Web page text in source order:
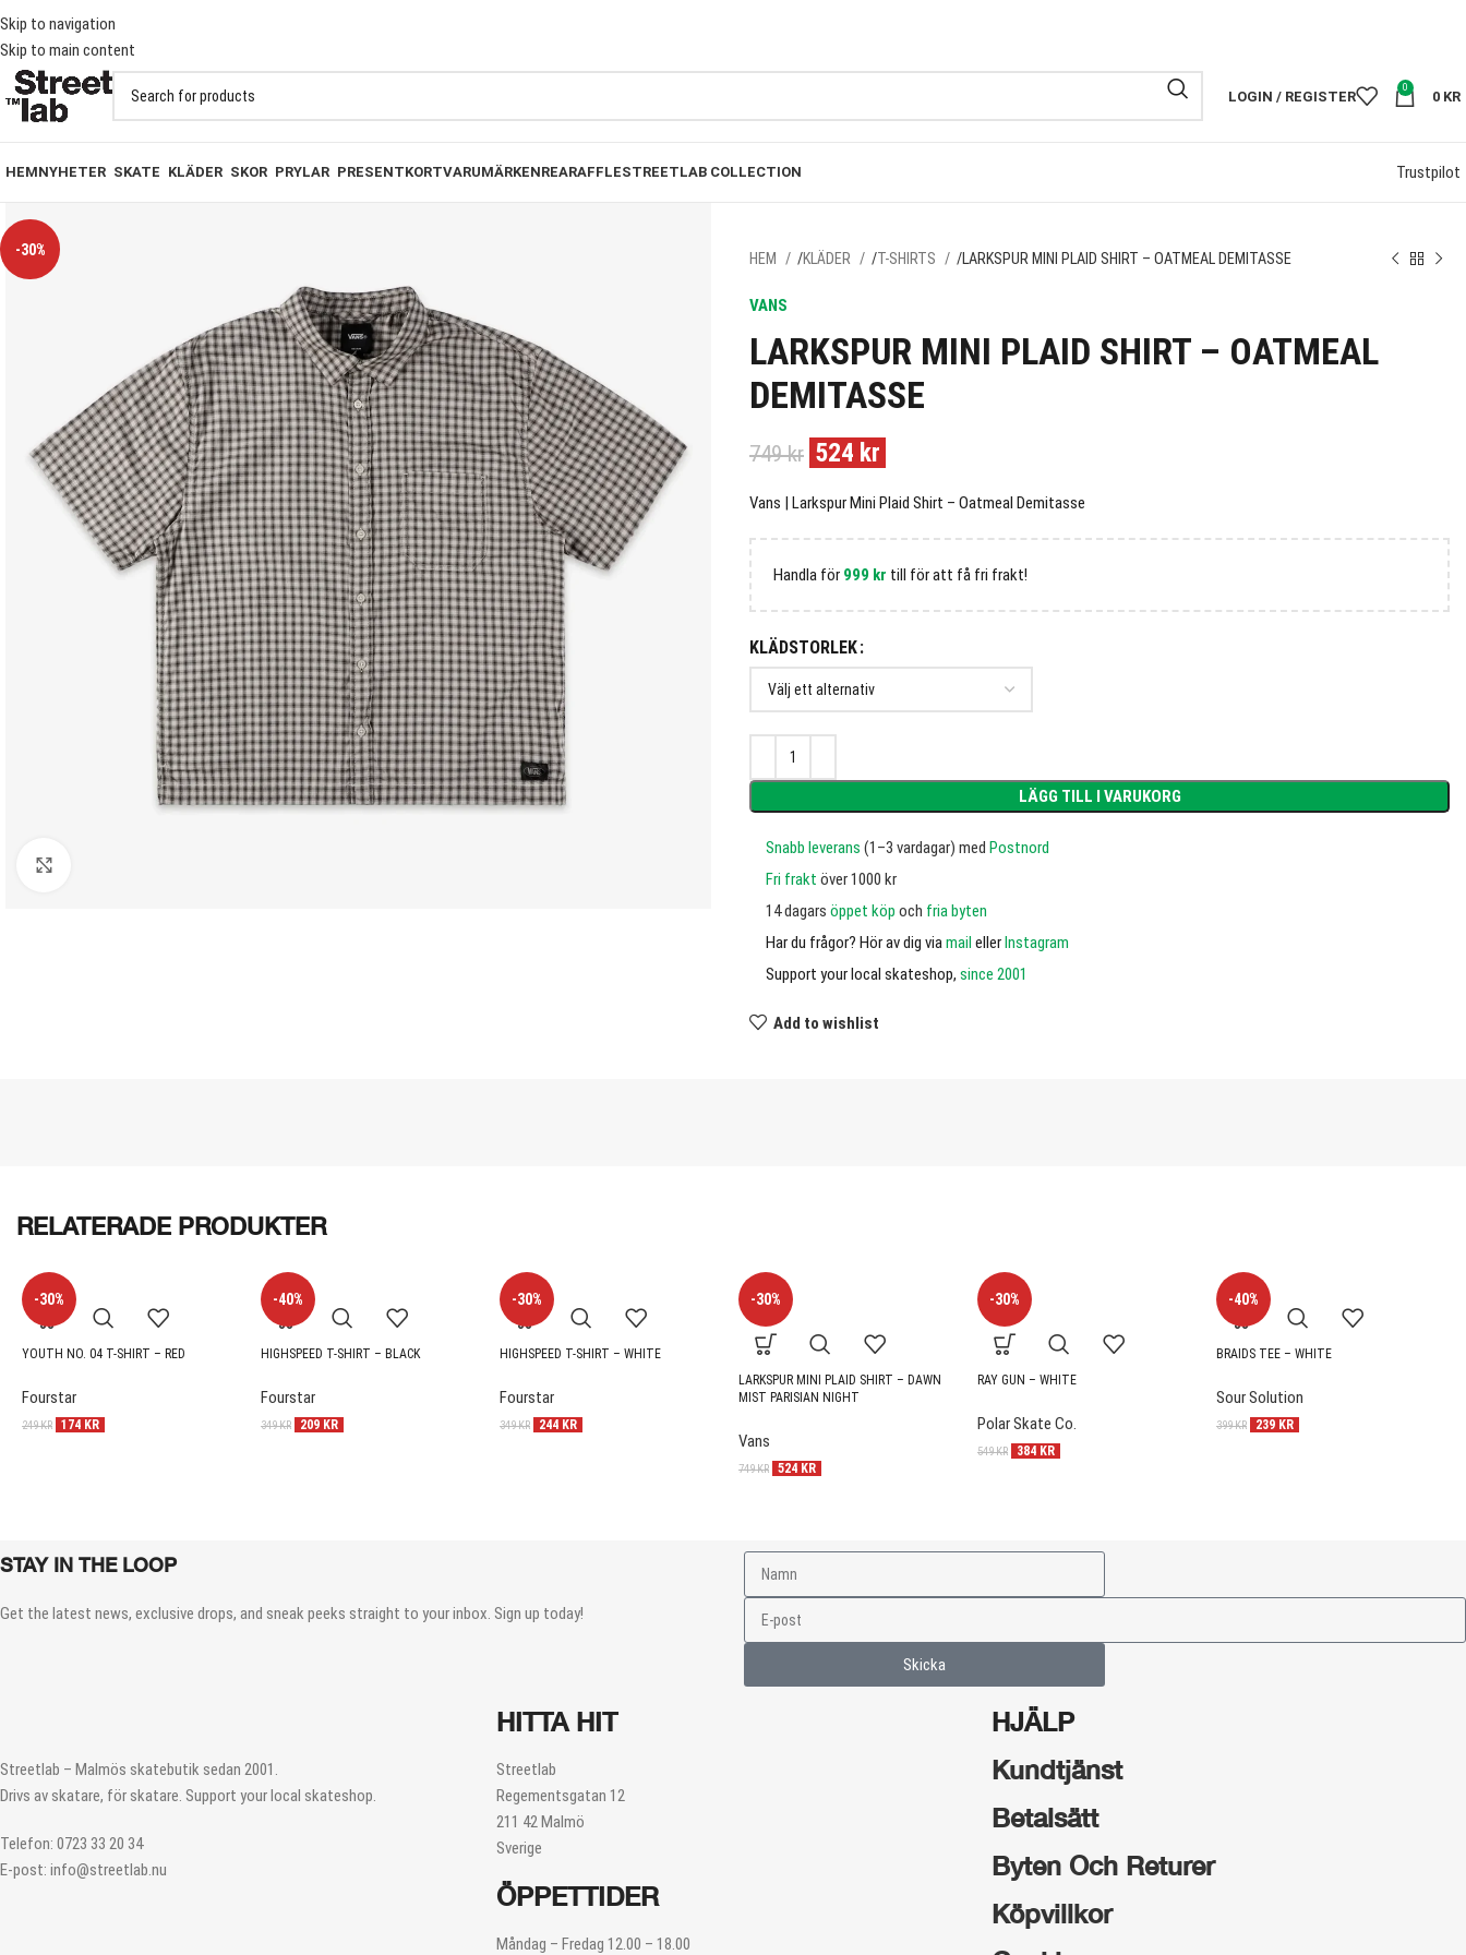
Skip to navigation
Skip to main content
BESTÄLLNINGAR ÖVER 1000KR
LOGIN / REGISTER
0
0 KR
HEMNYHETER SKATE KLÄDER SKOR PRYLAR PRESENTKORTVARUMÄRKENREARAFFLESTREETLAB COLLECTION Trustpilot
-30%
HEM KLÄDER T-SHIRTS LARKSPUR MINI PLAID SHIRT – OATMEAL DEMITASSE
VANS
LARKSPUR MINI PLAID SHIRT – OATMEAL
DEMITASSE
749kr 524 kr
Vans | Larkspur Mini Plaid Shirt – Oatmeal Demitasse
Handla för 999 kr till för att få fri frakt!
KLÄDSTORLEK
LÄGG TILL I VARUKORG
Snabb leverans (1–3 vardagar) med Postnord
Fri frakt över 1000 kr
14 dagars öppet köp och fria byten
Har du frågor? Hör av dig viamail ellerInstagram
Support your local skateshop, since 2001
Add to wishlist
RELATERADE PRODUKTER
-30%
YOUTH NO. 04 T-SHIRT – RED
Fourstar
249KR 174 KR
-40%
HIGHSPEED T-SHIRT – BLACK
Fourstar
349KR 209 KR
-30%
HIGHSPEED T-SHIRT – WHITE
Fourstar
349KR 244 KR
-30%
LARKSPUR MINI PLAID SHIRT – DAWN
MIST PARISIAN NIGHT
Vans
749KR 524 KR
-30%
RAY GUN – WHITE
Polar Skate Co.
549KR 384 KR
-40%
BRAIDS TEE – WHITE
Sour Solution
399KR 239 KR
STAY IN THE LOOP
Get the latest news, exclusive drops, and sneak peeks straight to your inbox. Sign up today!
Skicka
Streetlab – Malmös skatebutik sedan 2001.
Drivs av skatare, för skatare. Support your local skateshop.
Telefon: 0723 33 20 34
E-post: info@streetlab.nu
HITTA HIT
Streetlab
Regementsgatan 12
211 42 Malmö
Sverige
ÖPPETTIDER
Måndag – Fredag 12.00 – 18.00
HJÄLP
Kundtjänst
Betalsätt
Byten Och Returer
Köpvillkor